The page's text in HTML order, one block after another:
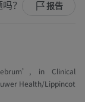
？ 报告
in Clinical
Health/Lippincot